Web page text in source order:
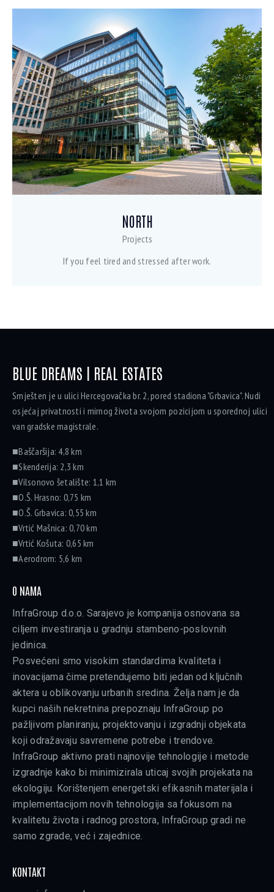
NORTH
Projects
If you feel tired and stressed after work.
BLUE DREAMS | REAL ESTATES
Smješten je u ulici Hercegovačka br. 2, pored stadiona "Grbavica". Nudi
osjećaj privatnosti i mirnog života svojom pozicijom u sporednoj ulici
van gradske magistrale.
■Baščaršija: 4,8 km
■Skenderija: 2,3 km
■Vilsonovo šetalište: 1,1 km
■O.Š. Hrasno: 0,75 km
■O.Š. Grbavica: 0,55 km
■Vrtić Mašnica: 0,70 km
■Vrtić Košuta: 0,65 km
■Aerodrom: 5,6 km
O NAMA
InfraGroup d.o.o. Sarajevo je kompanija osnovana sa
ciljem investiranja u gradnju stambeno-poslovnih
jedinica.
Posvećeni smo visokim standardima kvaliteta i
inovacijama čime pretendujemo biti jedan od ključnih
aktera u oblikovanju urbanih sredina. Želja nam je da
kupci naših nekretnina prepoznaju InfraGroup po
pažljivom planiranju, projektovanju i izgradnji objekata
koji odražavaju savremene potrebe i trendove.
InfraGroup aktivno prati najnovije tehnologije i metode
izgradnje kako bi minimizirala uticaj svojih projekata na
ekologiju. Korištenjem energetski efikasnih materijala i
implementacijom novih tehnologija sa fokusom na
kvalitetu života i radnog prostora, InfraGroup gradi ne
samo zgrade, već i zajednice.
KONTAKT